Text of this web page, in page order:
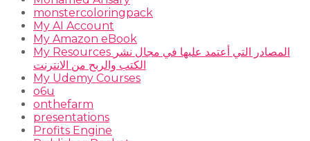
monstercoloringpack
My AI Account
My Amazon eBook
My Resources المصادر التي أعتمد عليها في مجال نشر
الكتب والربح من الانترنت
My Udemy Courses
o6u
onthefarm
presentations
Profits Engine